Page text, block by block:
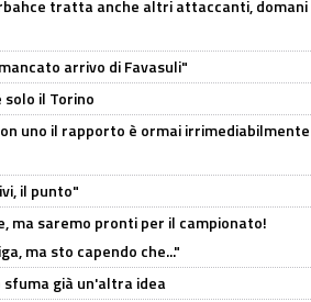
tratta anche altri attaccanti, domani
arrivo di Favasuli"
solo il Torino
uno il rapporto è ormai irrimediabilmente
il punto"
ma saremo pronti per il campionato!
ma sto capendo che..."
già un'altra idea